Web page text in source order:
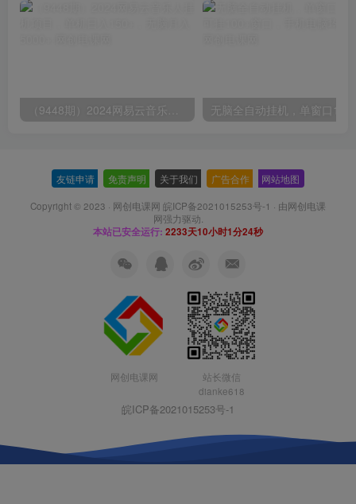
友链申请 免责声明 关于我们 广告合作 网站地图
Copyright © 2023 · 网创电课网 皖ICP备2021015253号-1 · 由网创电课
网强力驱动.
本站已安全运行: 2233天10小时1分25秒
网创电课网
站长微信
dianke618
皖ICP备2021015253号-1